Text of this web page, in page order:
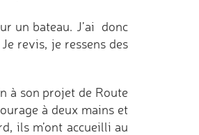
un bateau. J’ai donc
revis, je ressens des
à son projet de Route
à deux mains et
ils m’ont accueilli au